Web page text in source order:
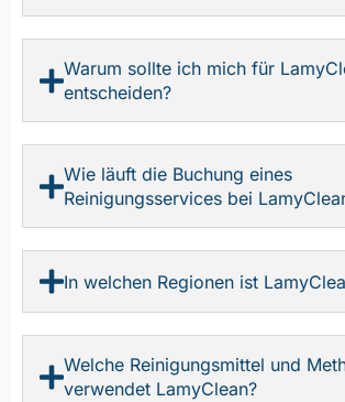
Warum sollte ich mich für
entscheiden?
Wie läuft die Buchung eines
Reinigungsservices bei
In welchen Regionen ist
Welche Reinigungsmittel und
verwendet LamyClean?